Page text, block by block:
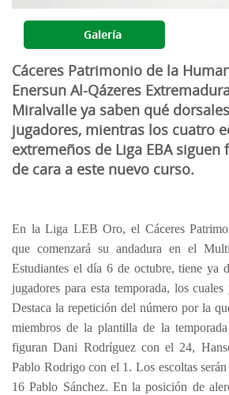
Galería
Cáceres Patrimonio de la
Enersun Al-Qázeres
Miralvalle ya saben qué
jugadores, mientras los cuatro
extremeños de Liga EBA
de cara a este nuevo curso.
En la Liga LEB Oro, el Cáceres
que comenzará su andadura en el
Estudiantes el día 6 de octubre, tiene ya
jugadores para esta temporada, los
Destaca la repetición del número por la
miembros de la plantilla de la
figuran Dani Rodríguez con el 24,
Pablo Rodrigo con el 1. Los escoltas
16 Pablo Sánchez. En la posición de